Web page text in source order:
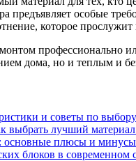
предъявляет особые
которое прослужит
профессионально
дома, но и теплым и
и советы по
выбрать лучший
основные плюсы и
блоков в современном